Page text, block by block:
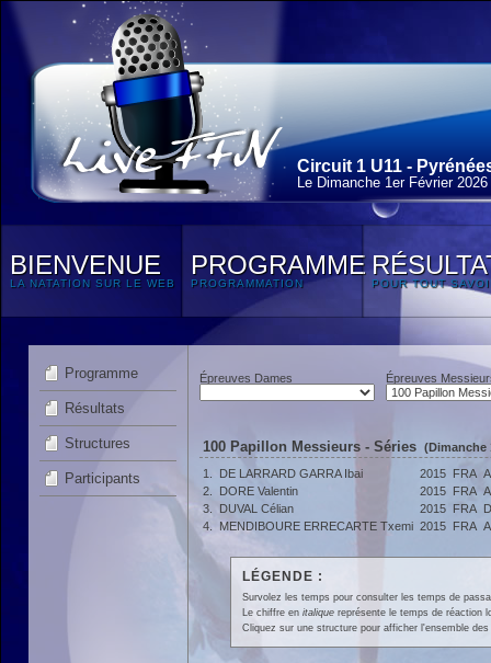
Circuit 1 U11 -
Le Dimanche 1erFévrier 2026
BIENVENUE
LA NATATION SUR LE WEB
PROGRAMME
PROGRAMMATION POUR TOUT
Programme
Résultats
Structures
Participants
Épreuves Dames Épreuves
100 Papillon Messieurs - Séries (Dimanche
1.
DE LARRARD GARRA Ibai 2015 FRA
2.
DORE Valentin 2015 FRA
3.
DUVAL Célian 2015 FRA
4.
MENDIBOURE ERRECARTE Txemi 2015 FRA
LÉGENDE :
Survolez les temps pour consulter les temps de
Le chiffre en italiquereprésente le temps de réaction
Cliquez sur une structure pour afficher l'ensemble